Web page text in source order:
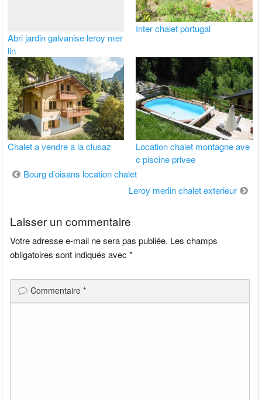
Abri jardin galvanise leroy mer
lin
Inter chalet portugal
Chalet a vendre a la clusaz
Location chalet montagne ave
c piscine privee
Navigation
Bourg d’oisans location chalet
Leroy merlin chalet exterieur
Laisser un commentaire
Votre adresse e-mail ne sera pas publiée. Les champs
obligatoires sont indiqués avec*
Commentaire*